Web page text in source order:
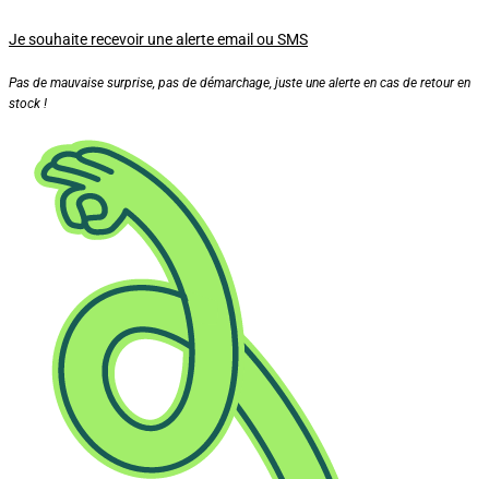
Je souhaite recevoir une alerte email ou SMS
Pas de mauvaise surprise, pas de démarchage, juste une alerte en cas de retour en
stock !